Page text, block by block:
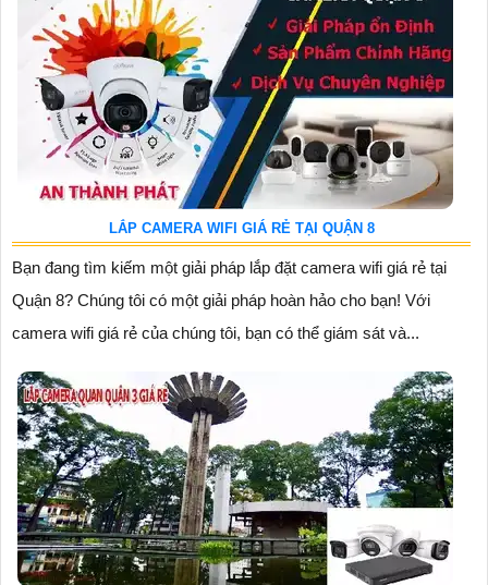
LẮP CAMERA WIFI GIÁ RẺ TẠI QUẬN 8
Bạn đang tìm kiếm một giải pháp lắp đặt camera wifi giá rẻ tại
Quận 8? Chúng tôi có một giải pháp hoàn hảo cho bạn! Với
camera wifi giá rẻ của chúng tôi, bạn có thể giám sát và...